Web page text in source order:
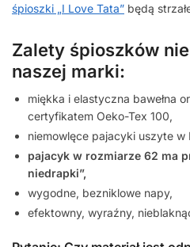
śpioszki „I Love Tata” będą
Zalety śpioszków
naszej marki:
miękka i elastyczna bawełna
certyfikatem Oeko-Tex 100,
niemowlęce pajacyki uszyte w
pajacyk w rozmiarze 62 ma
niedrapki”,
wygodne, bezniklowe napy,
efektowny, wyraźny,